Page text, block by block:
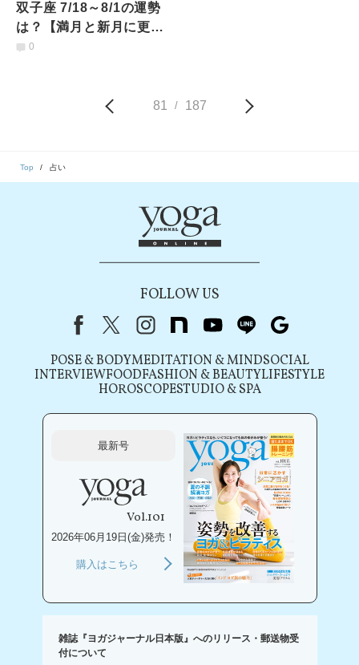
双子座 7/18～8/1の運勢
は？【満月と新月に更
新！インド占星術】
0
81 / 187
Top 占い
FOLLOW US
FacebookX（旧Twitter）
instagram
note youtubeline
POSE & BODYMEDITATION & MINDSOCIAL
INTERVIEWFOODFASHION & BEAUTYLIFESTYLE
HOROSCOPESTUDIO & SPA
最新号
Vol.101
2026年06月19日(金)発売！
購入はこちら
雑誌『ヨガジャーナル日本版』へのリリース・郵送物受
付について